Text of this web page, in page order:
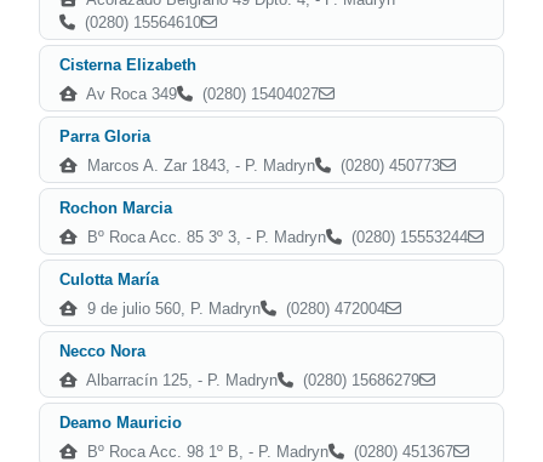
(0280) 15564610
Cisterna Elizabeth
Av Roca 349
(0280) 15404027
Parra Gloria
Marcos A. Zar 1843, - P. Madryn
(0280) 450773
Rochon Marcia
Bº Roca Acc. 85 3º 3, - P. Madryn
(0280) 15553244
Culotta María
9 de julio 560, P. Madryn
(0280) 472004
Necco Nora
Albarracín 125, - P. Madryn
(0280) 15686279
Deamo Mauricio
Bº Roca Acc. 98 1º B, - P. Madryn
(0280) 451367